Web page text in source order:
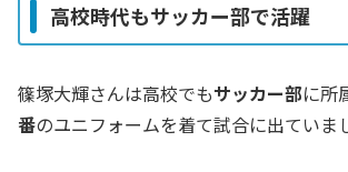
高校時代もサッカー部で活躍
篠塚大輝さんは高校でもサッカー部に所
番のユニフォームを着て試合に出ていま